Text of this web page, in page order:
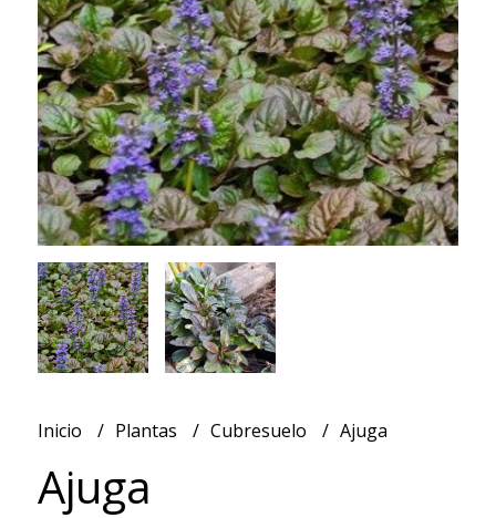
Inicio Plantas Cubresuelo Ajuga
Ajuga